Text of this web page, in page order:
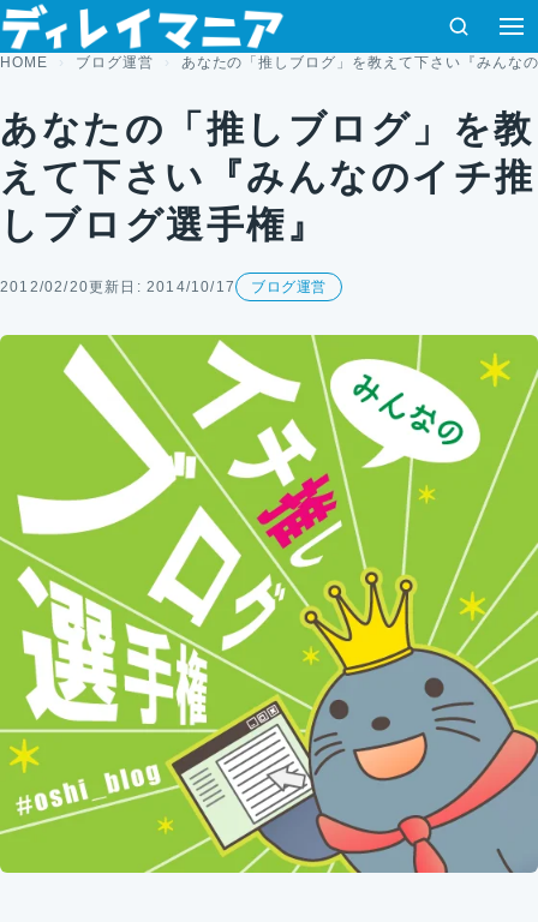
コンテンツへスキップ
検索
HOME ブログ運営 あなたの「推しブログ」を教えて下さい『みんな
あなたの「推しブログ」を教
えて下さい『みんなのイチ推
しブログ選手権』
2012/02/20更新日: 2014/10/17 ブログ運営